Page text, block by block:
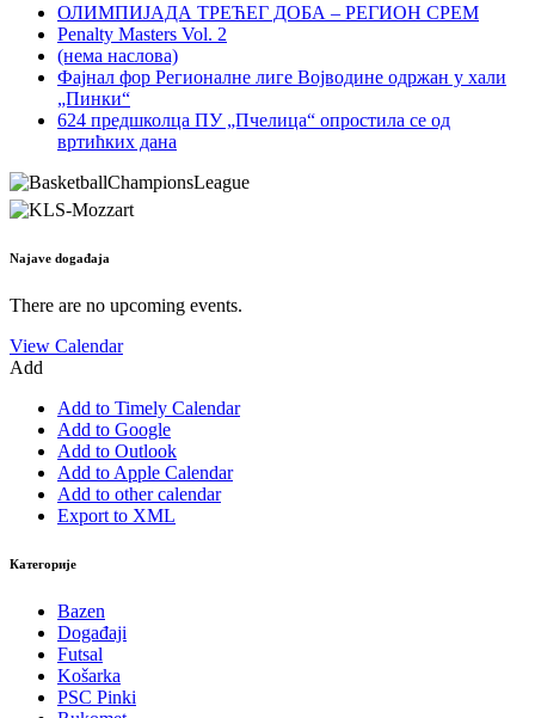
ОЛИМПИЈАДА ТРЕЋЕГ ДОБА – РЕГИОН СРЕМ
Penalty Masters Vol. 2
(нема наслова)
Фајнал фор Регионалне лиге Војводине одржан у хали
„Пинки“
624 предшколца ПУ „Пчелица“ опростила се од
вртићких дана
Najave događaja
There are no upcoming events.
View Calendar
Add
Add to Timely Calendar
Add to Google
Add to Outlook
Add to Apple Calendar
Add to other calendar
Export to XML
Категорије
Bazen
Događaji
Futsal
Košarka
PSC Pinki